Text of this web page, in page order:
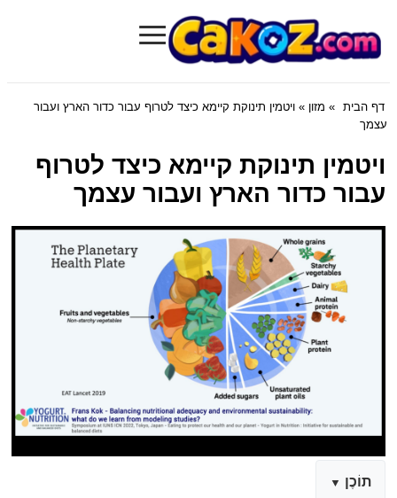
Cakoz.com
≡
דף הבית » מזון » ויטמין תינוקת קיימא כיצד לטרוף עבור כדור הארץ ועבור
עצמך
ויטמין תינוקת קיימא כיצד לטרוף
עבור כדור הארץ ועבור עצמך
תוֹכֶן